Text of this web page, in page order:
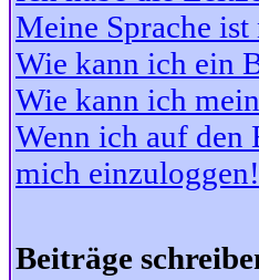
Meine Sprache
Wie kann ich ein
Wie kann ich
Wenn ich auf
mich einzuloggen!
Beiträge